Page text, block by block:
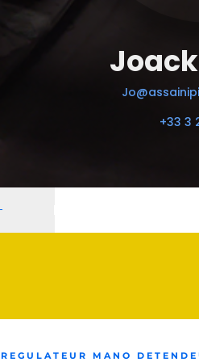
+33 3
REGULATEUR MANO